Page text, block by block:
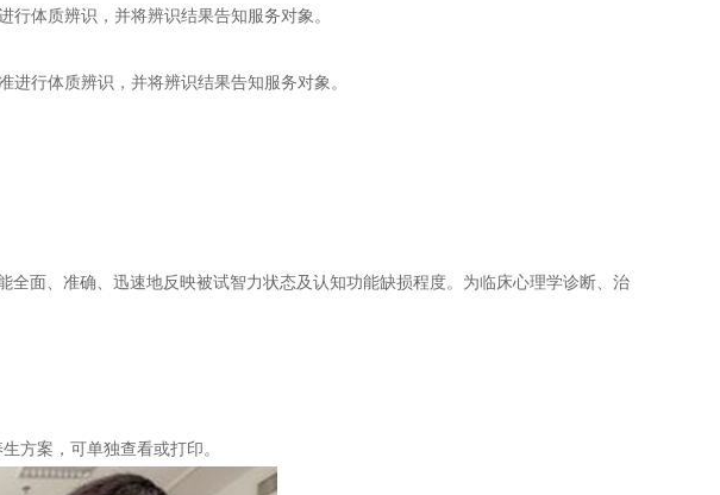
体质辨识，并将辨识结果告知服务对象。
行体质辨识，并将辨识结果告知服务对象。
面、准确、迅速地反映被试智力状态及认知功能缺损程度。为临床心理学诊断、治
方案，可单独查看或打印。